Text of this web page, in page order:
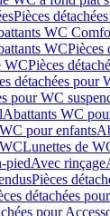
Pièces
WC
WCPièces
WCPièces
détachées pour
pour WC
Abattants WC
pour enfants
Lunettes de
piedAvec rinçage
Pièces
détachées
pour